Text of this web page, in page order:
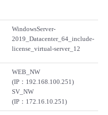
WindowsServer-
2019_Datacenter_64_include-
license_virtual-server_12
WEB_NW
(IP：192.168.100.251)
SV_NW
(IP：172.16.10.251)